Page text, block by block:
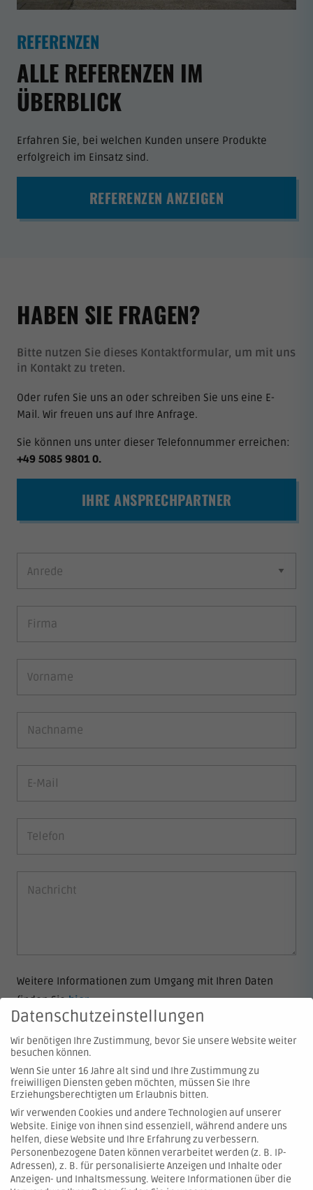
REFERENZEN
ALLE REFERENZEN IM
ÜBERBLICK
Erfahren Sie, bei welchen Kunden unsere Produkte
erfolgreich im Einsatz sind.
REFERENZEN ANZEIGEN
HABEN SIE FRAGEN?
Bitte nutzen Sie dieses Kontaktformular, um mit uns
in Kontakt zu treten.
Oder rufen Sie uns an oder schreiben Sie uns eine E-
Mail. Wir freuen uns auf Ihre Anfrage.
Sie können uns unter dieser Telefonnummer erreichen:
+49 5085 9801 0.
IHRE ANSPRECHPARTNER
Weitere Informationen zum Umgang mit Ihren Daten
finden Siehier.
© 2026 Hartmann Valves GmbH
Kontakt
Datenschutzeinstellungen
Wir benötigen Ihre Zustimmung, bevor Sie unsere Website weiter
besuchen können.
Wenn Sie unter 16 Jahre alt sind und Ihre Zustimmung zu
freiwilligen Diensten geben möchten, müssen Sie Ihre
Erziehungsberechtigten um Erlaubnis bitten.
Wir verwenden Cookies und andere Technologien auf unserer
Website. Einige von ihnen sind essenziell, während andere uns
helfen, diese Website und Ihre Erfahrung zu verbessern.
Personenbezogene Daten können verarbeitet werden (z. B. IP-
Adressen), z. B. für personalisierte Anzeigen und Inhalte oder
Anzeigen- und Inhaltsmessung. Weitere Informationen über die